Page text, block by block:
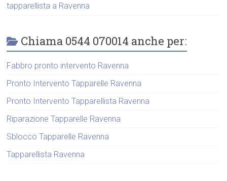
tapparellista a Ravenna
Chiama 0544 070014 anche per:
Fabbro pronto intervento Ravenna
Pronto Intervento Tapparelle Ravenna
Pronto Intervento Tapparellista Ravenna
Riparazione Tapparelle Ravenna
Sblocco Tapparelle Ravenna
Tapparellista Ravenna